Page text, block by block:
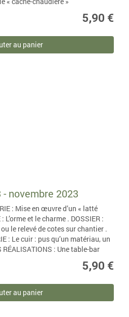
5,90 €
au panier
- novembre 2023
: Mise en œuvre d’un « latté
L’orme et le charme . DOSSIER :
le relevé de cotes sur chantier .
: Le cuir : pus qu’un matériau, un
: Une table-bar
5,90 €
au panier